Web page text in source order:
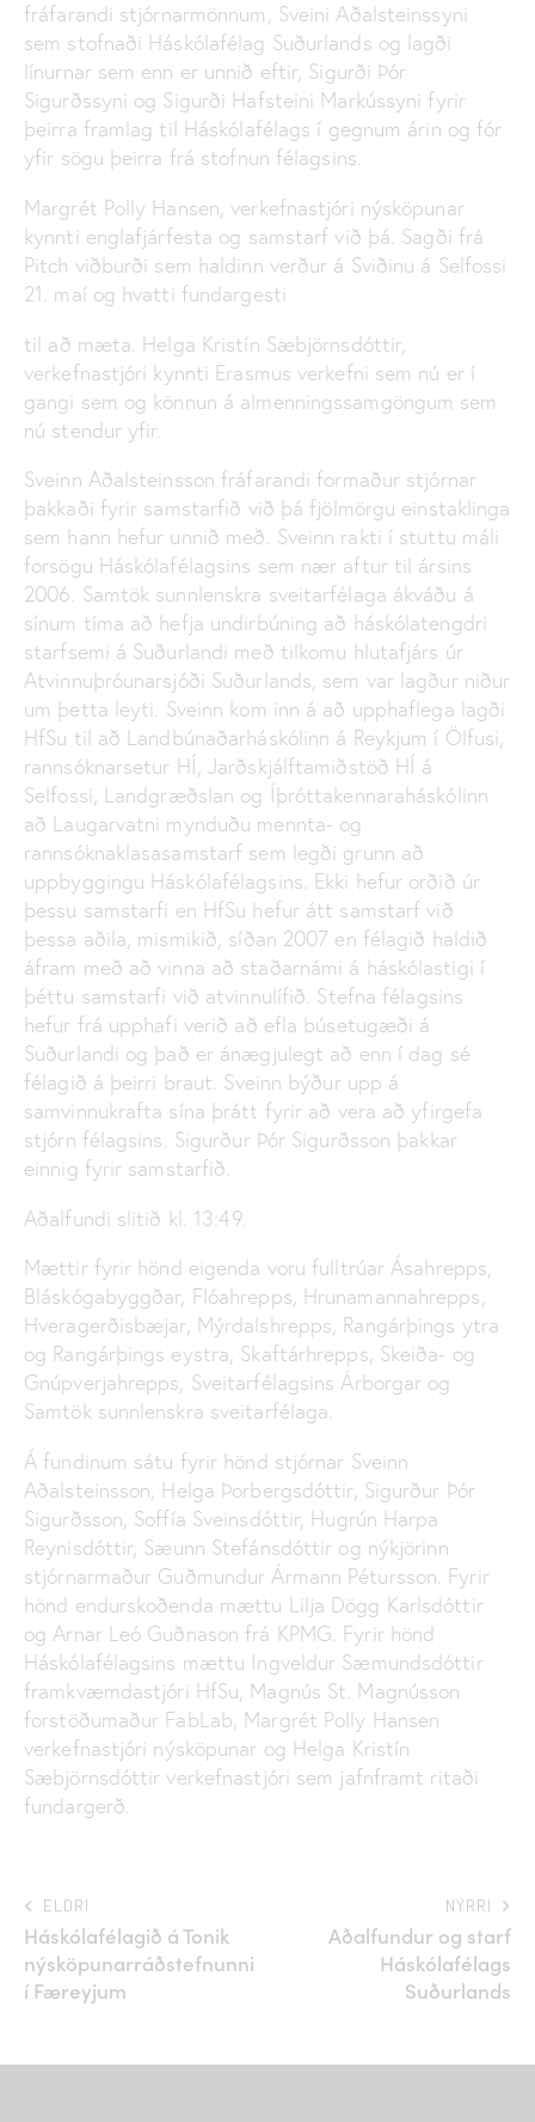
fráfarandi stjórnarmönnum, Sveini Aðalsteinssyni
sem stofnaði Háskólafélag Suðurlands og lagði
línurnar sem enn er unnið eftir, Sigurði Þór
Sigurðssyni og Sigurði Hafsteini Markússyni fyrir
þeirra framlag til Háskólafélags í gegnum árin og fór
yfir sögu þeirra frá stofnun félagsins.
Margrét Polly Hansen, verkefnastjóri nýsköpunar
kynnti englafjárfesta og samstarf við þá. Sagði frá
Pitch viðburði sem haldinn verður á Sviðinu á Selfossi
21. maí og hvatti fundargesti
til að mæta. Helga Kristín Sæbjörnsdóttir,
verkefnastjóri kynnti Erasmus verkefni sem nú er í
gangi sem og könnun á almenningssamgöngum sem
nú stendur yfir.
Sveinn Aðalsteinsson fráfarandi formaður stjórnar
þakkaði fyrir samstarfið við þá fjölmörgu einstaklinga
sem hann hefur unnið með. Sveinn rakti í stuttu máli
forsögu Háskólafélagsins sem nær aftur til ársins
2006. Samtök sunnlenskra sveitarfélaga ákváðu á
sínum tíma að hefja undirbúning að háskólatengdri
starfsemi á Suðurlandi með tilkomu hlutafjárs úr
Atvinnuþróunarsjóði Suðurlands, sem var lagður niður
um þetta leyti. Sveinn kom inn á að upphaflega lagði
HfSu til að Landbúnaðarháskólinn á Reykjum í Ölfusi,
rannsóknarsetur HÍ, Jarðskjálftamiðstöð HÍ á
Selfossi, Landgræðslan og Íþróttakennaraháskólinn
að Laugarvatni mynduðu mennta- og
rannsóknaklasasamstarf sem legði grunn að
uppbyggingu Háskólafélagsins. Ekki hefur orðið úr
þessu samstarfi en HfSu hefur átt samstarf við
þessa aðila, mismikið, síðan 2007 en félagið haldið
áfram með að vinna að staðarnámi á háskólastigi í
þéttu samstarfi við atvinnulífið. Stefna félagsins
hefur frá upphafi verið að efla búsetugæði á
Suðurlandi og það er ánægjulegt að enn í dag sé
félagið á þeirri braut. Sveinn býður upp á
samvinnukrafta sína þrátt fyrir að vera að yfirgefa
stjórn félagsins. Sigurður Þór Sigurðsson þakkar
einnig fyrir samstarfið.
Aðalfundi slitið kl. 13:49.
Mættir fyrir hönd eigenda voru fulltrúar Ásahrepps,
Bláskógabyggðar, Flóahrepps, Hrunamannahrepps,
Hveragerðisbæjar, Mýrdalshrepps, Rangárþings ytra
og Rangárþings eystra, Skaftárhrepps, Skeiða- og
Gnúpverjahrepps, Sveitarfélagsins Árborgar og
Samtök sunnlenskra sveitarfélaga.
Á fundinum sátu fyrir hönd stjórnar Sveinn
Aðalsteinsson, Helga Þorbergsdóttir, Sigurður Þór
Sigurðsson, Soffía Sveinsdóttir, Hugrún Harpa
Reynisdóttir, Sæunn Stefánsdóttir og nýkjörinn
stjórnarmaður Guðmundur Ármann Pétursson. Fyrir
hönd endurskoðenda mættu Lilja Dögg Karlsdóttir
og Arnar Leó Guðnason frá KPMG. Fyrir hönd
Háskólafélagsins mættu Ingveldur Sæmundsdóttir
framkvæmdastjóri HfSu, Magnús St. Magnússon
forstöðumaður FabLab, Margrét Polly Hansen
verkefnastjóri nýsköpunar og Helga Kristín
Sæbjörnsdóttir verkefnastjóri sem jafnframt ritaði
fundargerð.
ELDRI
Háskólafélagið á Tonik
nýsköpunarráðstefnunni
í Færeyjum
NÝRRI
Aðalfundur og starf
Háskólafélags
Suðurlands